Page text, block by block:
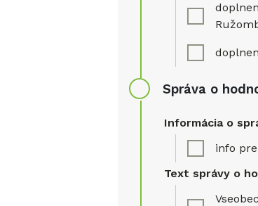
Správa o
Informácia o
info
Text správy o